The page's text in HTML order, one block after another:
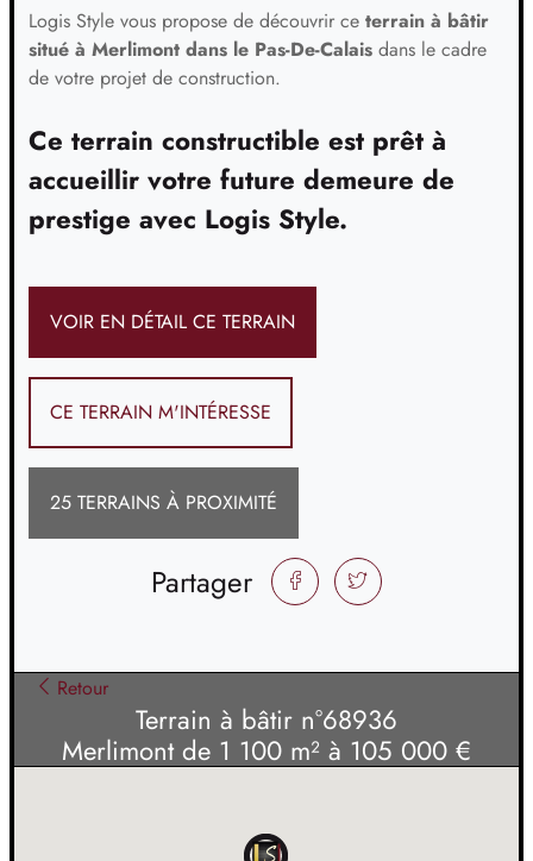
Logis Style vous propose de découvrir ce terrain à bâtir
situé à Merlimont dans le Pas-De-Calais dans le cadre
de votre projet de construction.
Ce terrain constructible est prêt à
accueillir votre future demeure de
prestige avec Logis Style.
VOIR EN DÉTAIL CE TERRAIN
CE TERRAIN M'INTÉRESSE
25 TERRAINS À PROXIMITÉ
Partager FACEBOOKTWITTER
Retour
Terrain à bâtir n°68936
Merlimont de 1 100 m² à 105 000 €